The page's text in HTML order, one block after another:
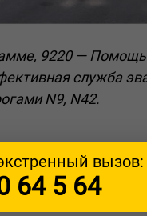
9220 — Помощь
служба
N9, N42.
вызов:
64 5 64